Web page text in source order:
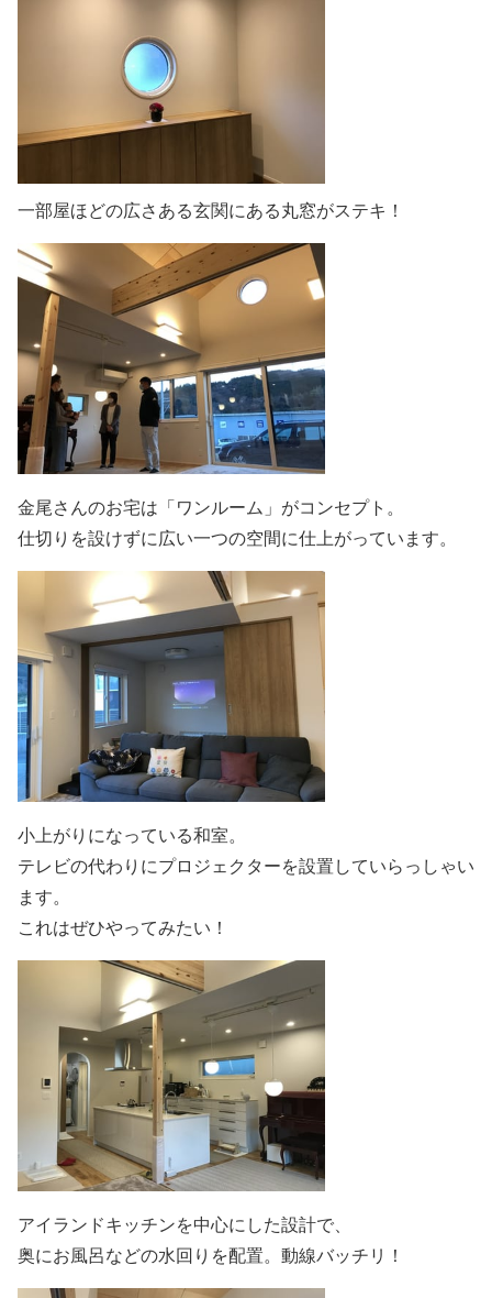
一部屋ほどの広さある玄関にある丸窓がステキ！
金尾さんのお宅は「ワンルーム」がコンセプト。
仕切りを設けずに広い一つの空間に仕上がっています。
小上がりになっている和室。
テレビの代わりにプロジェクターを設置していらっしゃい
ます。
これはぜひやってみたい！
アイランドキッチンを中心にした設計で、
奥にお風呂などの水回りを配置。動線バッチリ！